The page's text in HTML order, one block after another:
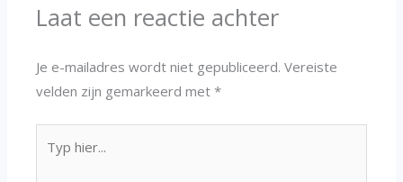
Laat een reactie achter
Je e-mailadres wordt niet gepubliceerd. Vereiste
velden zijn gemarkeerd met*
hier...